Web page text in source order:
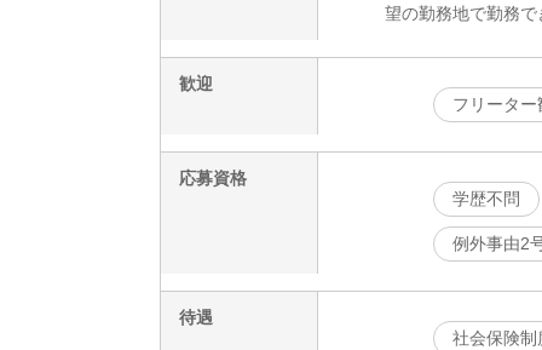
望の勤務地で勤務
歓迎
フリーター
応募資格
学歴不問
例外事由2
待遇
社会保険制